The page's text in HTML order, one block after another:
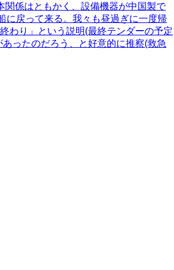
係はともかく、設備機器が中国製で
に戻って来る。我々も昼過ぎに一度帰
わり」という説明(最終テンダーの予定
ったのだろう、と好意的に推察(救急